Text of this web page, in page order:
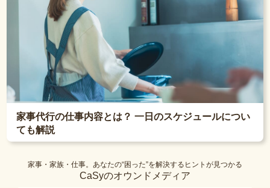
家事代行の仕事内容とは？ 一日のスケジュールについ
ても解説
家事・家族・仕事。あなたの“困った”を解決するヒントが見つかる
CaSyのオウンドメディア